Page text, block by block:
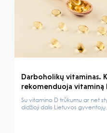
Darboholikų vitaminas.
rekomenduoja vitaminą
Su vitamino D trūkumu ar net
didžioji dalis Lietuvos gyventojų.